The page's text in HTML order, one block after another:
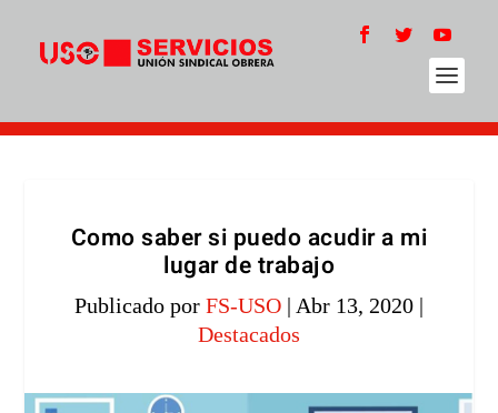
Como saber si puedo acudir a mi
lugar de trabajo
Publicado por FS-USO | Abr 13, 2020 |
Destacados